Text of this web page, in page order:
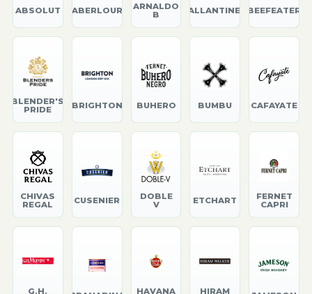
ABSOLUT ABERLOUR
ARNALDO
B
BALLANTINE'S BEEFEATER
BLENDER'S
PRIDE
BRIGHTON BUHERO BUMBU CAFAYATE
CHIVAS
REGAL
CUSENIER
DOBLE
V
ETCHART
FERNET
CAPRI
G.H.
HAVANA
HIRAM